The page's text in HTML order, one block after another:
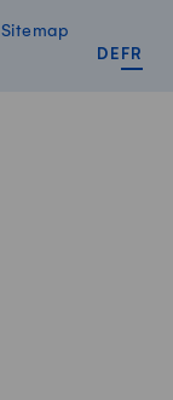
Sitemap
DE FR